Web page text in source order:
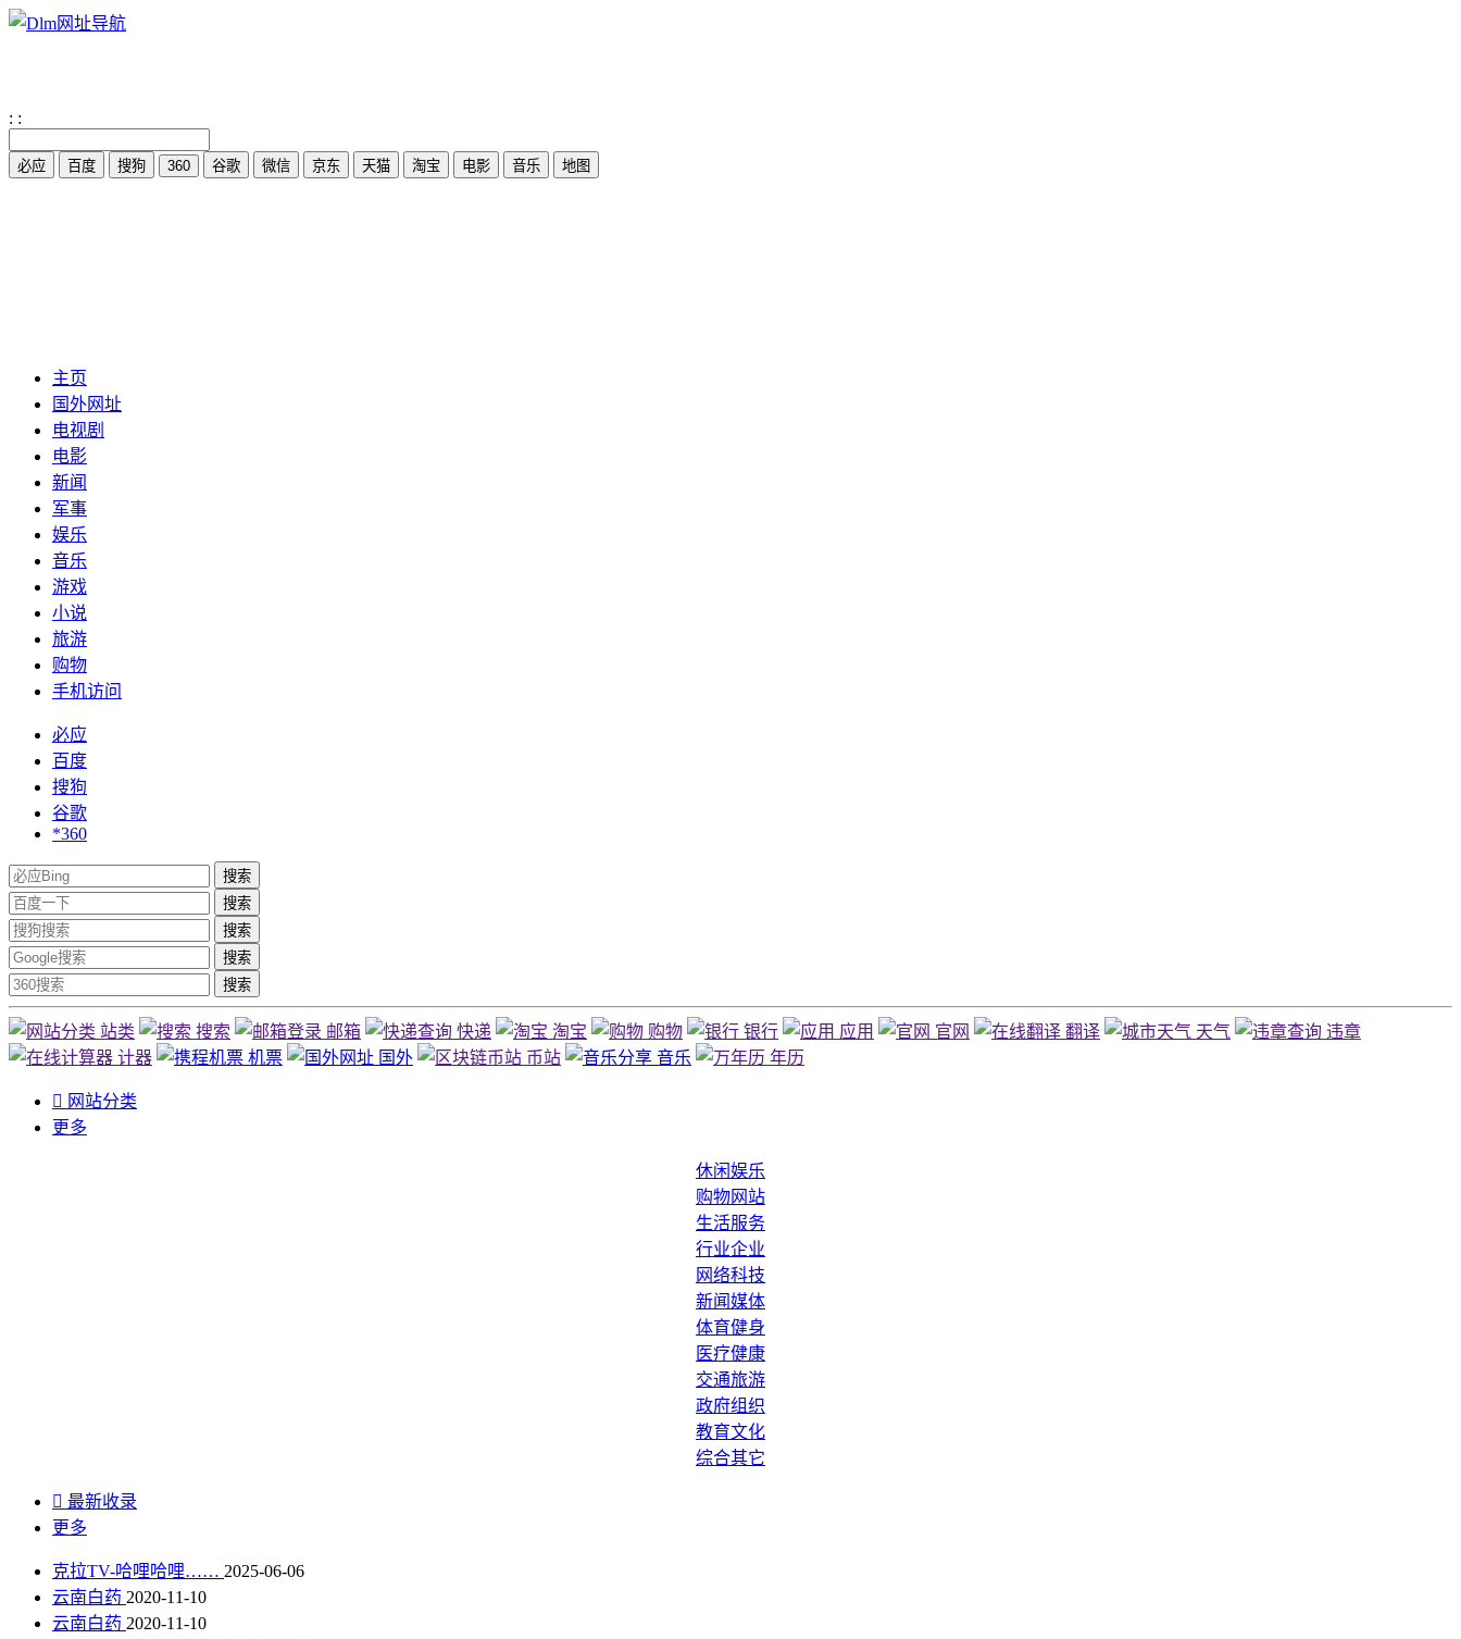
: :
主页
国外网址
电视剧
电影
新闻
军事
娱乐
音乐
游戏
小说
旅游
购物
手机访问
必应
百度
搜狗
谷歌
*360
搜索
搜索
搜索
搜索
搜索
站类 搜索 邮箱 快递 淘宝 购物 银行 应用 官网 翻译 天气
违章
计器
机票 国外 币站 音乐 年历
 网站分类
更多
休闲娱乐
购物网站
生活服务
行业企业
网络科技
新闻媒体
体育健身
医疗健康
交通旅游
政府组织
教育文化
综合其它
 最新收录
更多
克拉TV-哈哩哈哩…… 2025-06-06
云南白药 2020-11-10
云南白药 2020-11-10